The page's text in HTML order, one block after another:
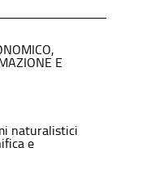
E
naturalistici
e